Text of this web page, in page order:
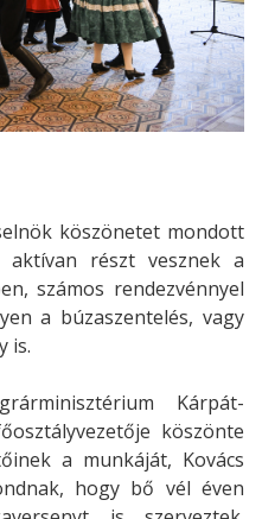
köszönetet mondott
aktívan részt vesznek a
számos rendezvénnyel
a búzaszentelés, vagy
is.
Kárpát-
köszönte
a munkáját, Kovács
hogy bő vél éven